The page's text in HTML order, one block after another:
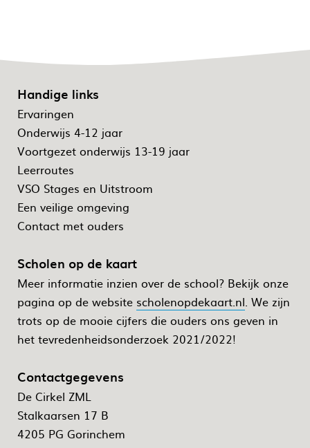
Handige links
Ervaringen
Onderwijs 4-12 jaar
Voortgezet onderwijs 13-19 jaar
Leerroutes
VSO Stages en Uitstroom
Een veilige omgeving
Contact met ouders
Scholen op de kaart
Meer informatie inzien over de school? Bekijk onze
pagina op de website scholenopdekaart.nl. We zijn
trots op de mooie cijfers die ouders ons geven in
het tevredenheidsonderzoek 2021/2022!
Contactgegevens
De Cirkel ZML
Stalkaarsen 17 B
4205 PG Gorinchem